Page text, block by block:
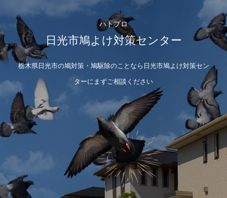
ハトプロ
日光市鳩よけ対策センター
栃木県日光市の鳩対策・鳩駆除のことなら日光市鳩よけ対策セン
ターにまずご相談ください